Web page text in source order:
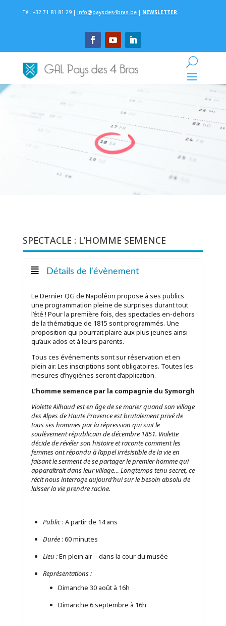
Tél. +32 71 81 81 29 | info@paysdes4bras.be| NEWSLETTER
SPECTACLE : L’HOMME SEMENCE
Détails de l'évènement
Le Dernier QG de Napoléon propose à ses publics
une programmation pleine de surprises durant tout
l’été ! Pour la première fois, des spectacles en-dehors
de la thématique de 1815 sont programmés. Une
proposition qui pourrait plaire aux plus jeunes ainsi
qu’aux ados et à leurs parents.
Tous ces événements sont sur réservation et en
plein air. Les inscriptions sont obligatoires. Toutes les
mesures d’hygiènes seront d’application.
L’homme semence par la compagnie du Symorgh
Violette Ailhaud est en âge de se marier quand son village
des Alpes de Haute Provence est brutalement privé de
tous ses hommes par la répression qui suit le
soulèvement républicain de décembre 1851. Violette
décide de révéler son histoire et raconte comment les
femmes ont répondu à l’appel irrésistible de la vie en
faisant le serment de se partager le premier homme qui
apparaîtrait dans leur village… Longtemps tenu secret, ce
récit nous interroge aujourd’hui sur le besoin absolu de
laisser la vie prendre racine.
Public: A partir de 14 ans
Durée: 60 minutes
Lieu :En plein air – dans la cour du musée
Représentations :
Dimanche 30 août à 16h
Dimanche 6 septembre à 16h